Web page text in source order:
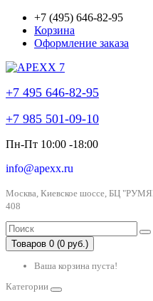
+7 (495) 646-82-95
Корзина
Оформление заказа
+7 495 646-82-95
+7 985 501-09-10
Пн-Пт 10:00 -18:00
info@apexx.ru
Москва, Киевское шоссе, БЦ
408
Товаров 0 (0 руб.)
Ваша корзина пуста!
Категории